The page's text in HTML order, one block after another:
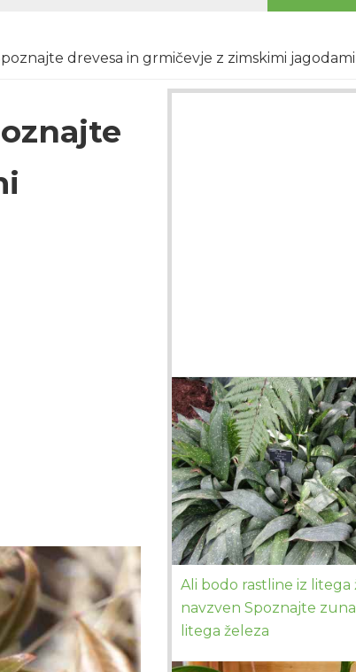
drevesa in grmičevje z zimskimi jagodami
Ali bodo rastline iz litega
navzven Spoznajte
litega železa